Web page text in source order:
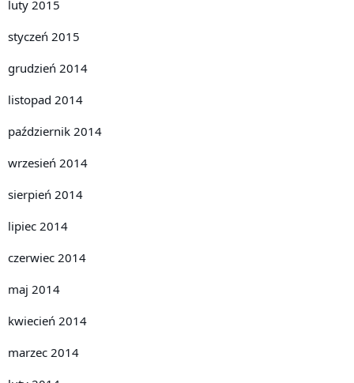
luty 2015
styczeń 2015
grudzień 2014
listopad 2014
październik 2014
wrzesień 2014
sierpień 2014
lipiec 2014
czerwiec 2014
maj 2014
kwiecień 2014
marzec 2014